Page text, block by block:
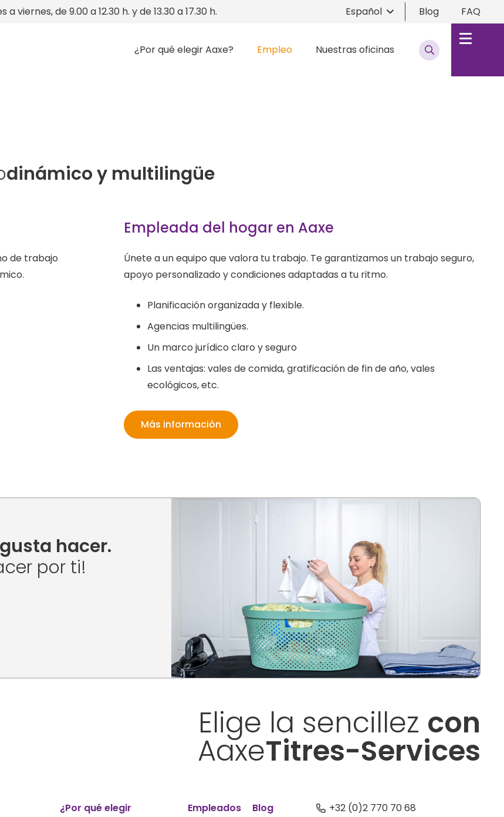
a viernes, de 9.00 a 12.30 h. y de 13.30 a 17.30 h. Español Blog FAQ
¿Por qué elegir Aaxe? Empleo Nuestras oficinas
dinámico y multilingüe
de trabajo
Empleada del hogar en Aaxe
Únete a un equipo que valora tu trabajo. Te garantizamos un trabajo seguro,
apoyo personalizado y condiciones adaptadas a tu ritmo.
Planificación organizada y flexible.
Agencias multilingües.
Un marco jurídico claro y seguro
Las ventajas: vales de comida, gratificación de fin de año, vales
ecológicos, etc.
Más información
hacer.
por ti!
Elige la sencillez con
AaxeTitres-Services
¿Por qué elegir
Empleados
Blog
+32 (0)2 770 70 68